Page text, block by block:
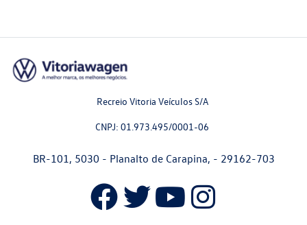
Recreio Vitoria Veículos S/A
CNPJ: 01.973.495/0001-06
BR-101, 5030 - Planalto de Carapina, - 29162-703